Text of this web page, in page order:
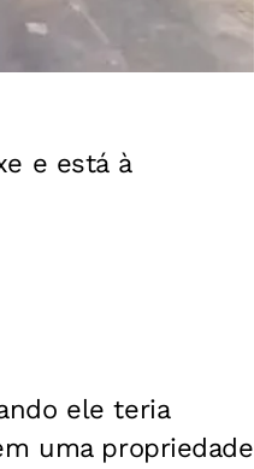
e está à
ele teria
uma propriedade